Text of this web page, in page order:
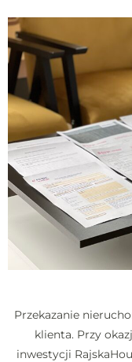
Przekazanie
klienta. Przy
inwestycji